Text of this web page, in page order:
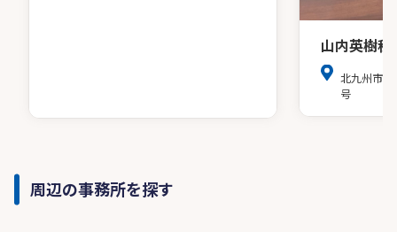
山内英樹
北九州市小
号
周辺の事務所を探す